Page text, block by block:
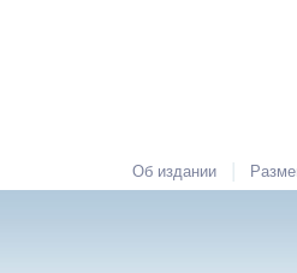
Об издании |